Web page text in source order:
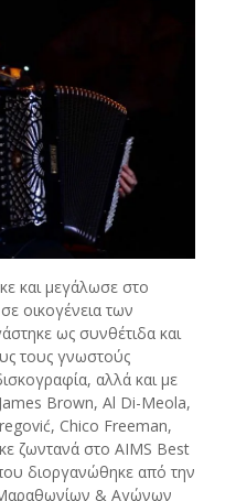
και μεγάλωσε στο
οικογένεια των
ως συνθέτιδα και
τους γνωστούς
αλλά και με
Brown, Al Di-Meola,
Chico Freeman,
ζωντανά στο AIMS Best
διοργανώθηκε από την
& Αγώνων